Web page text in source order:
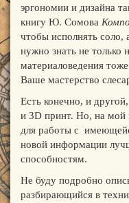
эргономии и дизайна
книгу Ю. Сомова
чтобы исполнять соло,
нужно знать не только
материаловедения
Ваше мастерство
Есть конечно, и
и 3D принт. Но, на мой
для работы с
новой информации
способностям.
Не буду подробно
разбирающийся в